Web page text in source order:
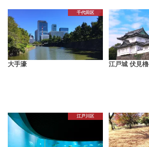
千代田区
大手濠 江戸城 伏見櫓
江戸川区